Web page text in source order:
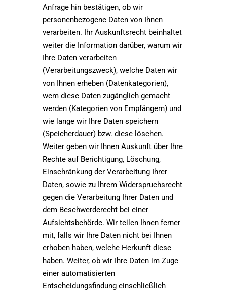
Anfrage hin bestätigen, ob wir
personenbezogene Daten von Ihnen
verarbeiten. Ihr Auskunftsrecht beinhaltet
weiter die Information darüber, warum wir
Ihre Daten verarbeiten
(Verarbeitungszweck), welche Daten wir
von Ihnen erheben (Datenkategorien),
wem diese Daten zugänglich gemacht
werden (Kategorien von Empfängern) und
wie lange wir Ihre Daten speichern
(Speicherdauer) bzw. diese löschen.
Weiter geben wir Ihnen Auskunft über Ihre
Rechte auf Berichtigung, Löschung,
Einschränkung der Verarbeitung Ihrer
Daten, sowie zu Ihrem Widerspruchsrecht
gegen die Verarbeitung Ihrer Daten und
dem Beschwerderecht bei einer
Aufsichtsbehörde. Wir teilen Ihnen ferner
mit, falls wir Ihre Daten nicht bei Ihnen
erhoben haben, welche Herkunft diese
haben. Weiter, ob wir Ihre Daten im Zuge
einer automatisierten
Entscheidungsfindung einschließlich